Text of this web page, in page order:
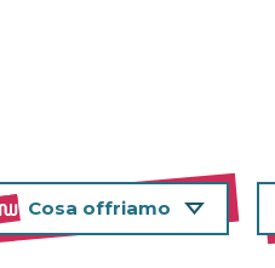
Cosa offriamo